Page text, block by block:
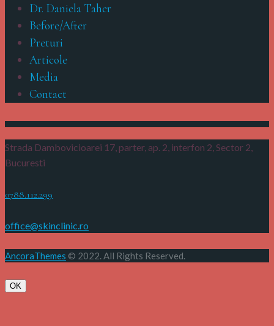
Dr. Daniela Taher
Before/After
Preturi
Articole
Media
Contact
Strada Dambovicioarei 17, parter, ap. 2, interfon 2,Sector 2,
Bucuresti
0788.112.299
office@skinclinic.ro
AncoraThemes © 2022. All Rights Reserved.
OK